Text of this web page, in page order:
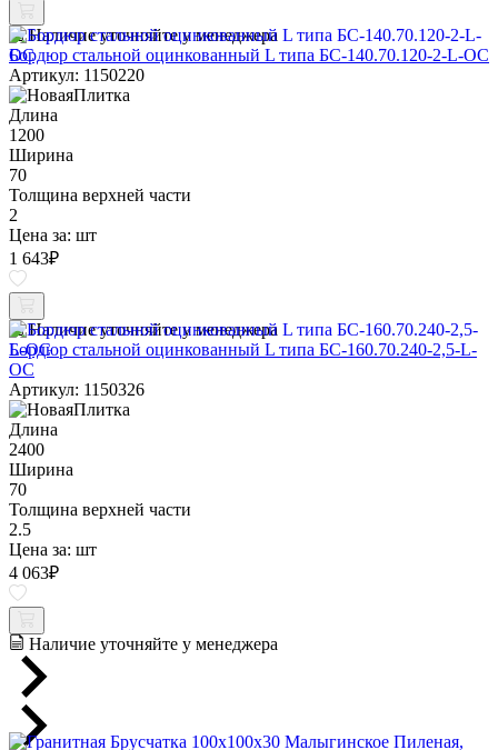
Наличие уточняйте у менеджера
Бордюр стальной оцинкованный L типа БС-140.70.120-2-L-ОС
Артикул: 1150220
Длина
1200
Ширина
70
Толщина верхней части
2
Цена за: шт
1 643₽
Наличие уточняйте у менеджера
Бордюр стальной оцинкованный L типа БС-160.70.240-2,5-L-
ОС
Артикул: 1150326
Длина
2400
Ширина
70
Толщина верхней части
2.5
Цена за: шт
4 063₽
Наличие уточняйте у менеджера